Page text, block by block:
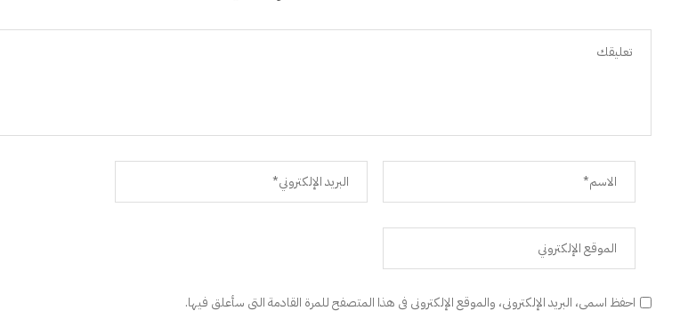
احفظ اسمي، البريد الإلكتروني، والموقع الإلكتروني في هذا المتصفح للمرة القادمة التي سأعلق فيها.